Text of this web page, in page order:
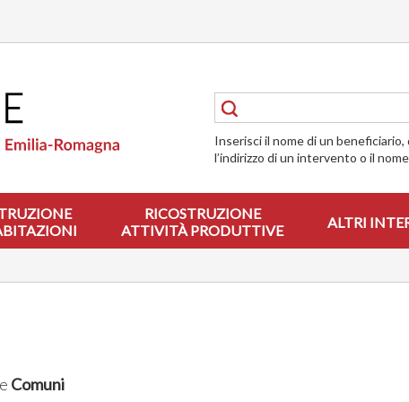
Inserisci il nome di un
l’indirizzo di un intervento o il
RICOSTRUZIONE
ATTIVITÀ PRODUTTIVE
ALTRI
Comuni